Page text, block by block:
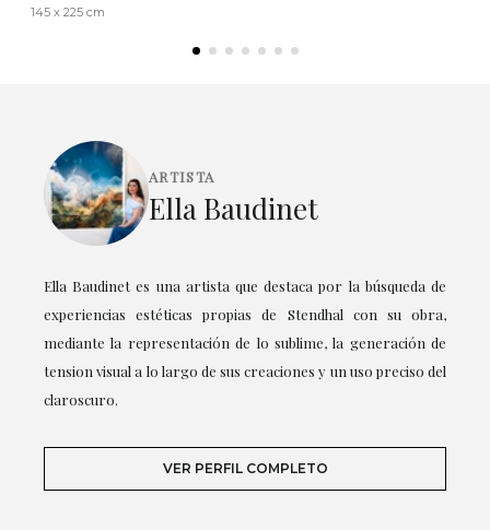
145 x 225 cm
ARTISTA
Ella Baudinet
Ella Baudinet es una artista que destaca por la búsqueda de
experiencias estéticas propias de Stendhal con su obra,
mediante la representación de lo sublime, la generación de
tension visual a lo largo de sus creaciones y un uso preciso del
claroscuro.
VER PERFIL COMPLETO